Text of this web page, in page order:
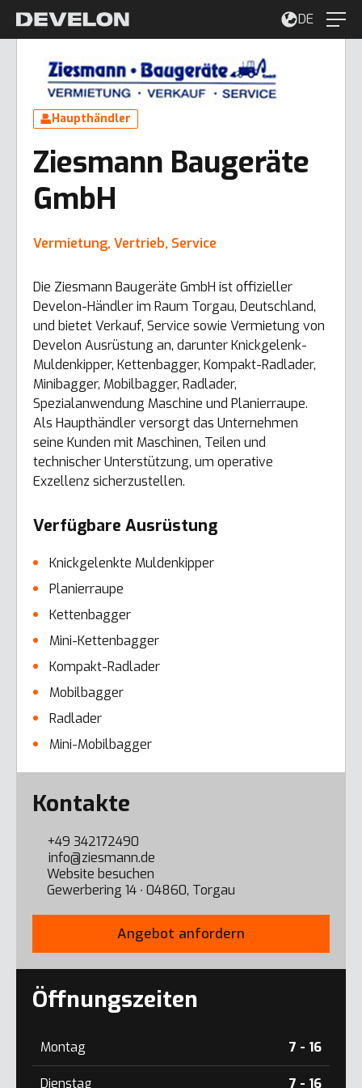
DE
Haupthändler
Ziesmann Baugeräte
GmbH
Vermietung, Vertrieb, Service
Die Ziesmann Baugeräte GmbH ist offizieller
Develon-Händler im Raum Torgau, Deutschland,
und bietet Verkauf, Service sowie Vermietung von
Develon Ausrüstung an, darunter Knickgelenk-
Muldenkipper, Kettenbagger, Kompakt-Radlader,
Minibagger, Mobilbagger, Radlader,
Spezialanwendung Maschine und Planierraupe.
Als Haupthändler versorgt das Unternehmen
seine Kunden mit Maschinen, Teilen und
technischer Unterstützung, um operative
Exzellenz sicherzustellen.
Verfügbare Ausrüstung
Knickgelenkte Muldenkipper
Planierraupe
Kettenbagger
Mini-Kettenbagger
Kompakt-Radlader
Mobilbagger
Radlader
Mini-Mobilbagger
Error here
Kontakte
+49 342172490
info@ziesmann.de
Website besuchen
Gewerbering 14 ∙ 04860, Torgau
Angebot anfordern
Öffnungszeiten
Montag 7 - 16
Dienstag 7 - 16